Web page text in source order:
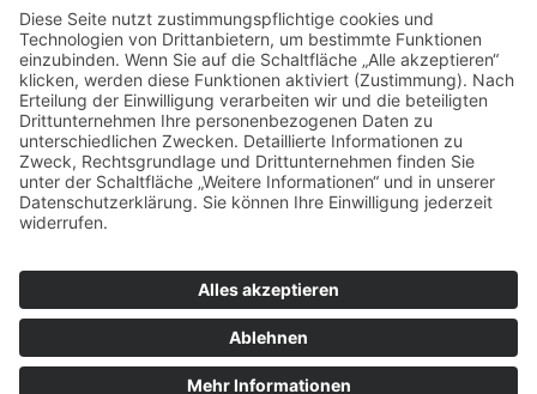
Widerrufsbelehrung
AGB
Datenschutz
Deutsch Österreich Schweiz
Impressum Datenschutz
Zu hourofpower.at